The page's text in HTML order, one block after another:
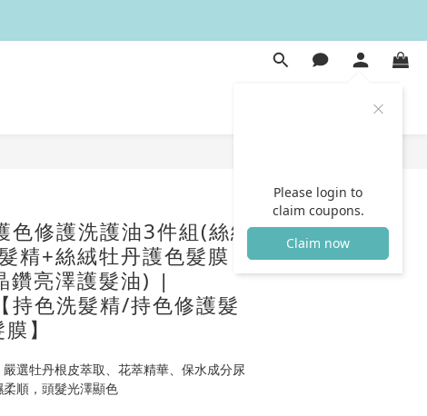
Please login to
claim coupons.
Claim now
色修護洗護油3件組(絲絨
精+絲絨牡丹護色髮膜
鑽亮澤護髮油) |
持色洗髮精/持色修護髮
】
選牡丹根皮萃取、花萃精華、保水成分尿
順，頭髮光澤顯色